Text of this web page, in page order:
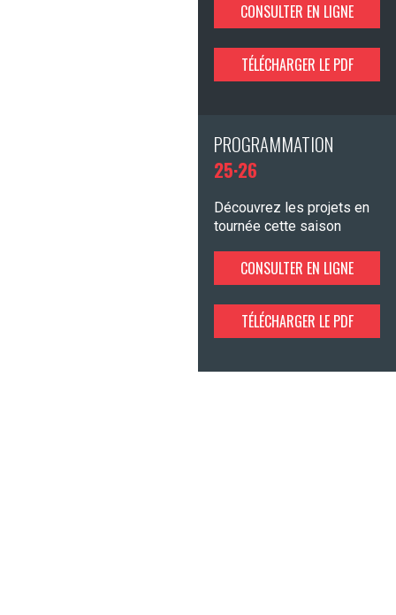
CONSULTER EN LIGNE
TÉLÉCHARGER LE PDF
PROGRAMMATION
25·26
Découvrez les projets en
tournée cette saison
CONSULTER EN LIGNE
TÉLÉCHARGER LE PDF